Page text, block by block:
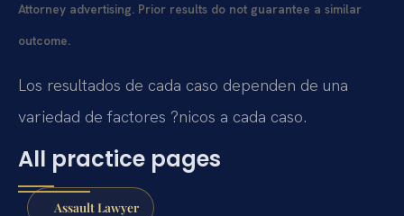
Attorney advertising. Prior results do not guarantee a similar
outcome.
Los resultados de cada caso dependen de una
variedad de factores ?nicos a cada caso.
All practice pages
Assault Lawyer